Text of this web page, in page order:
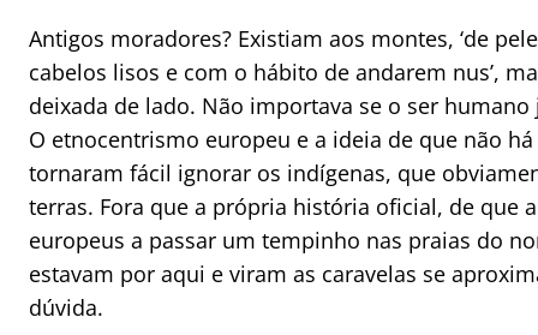
Antigos moradores? Existiam aos montes, ‘de
cabelos lisos e com o hábito de andarem nus’,
deixada de lado. Não importava se o ser
O etnocentrismo europeu e a ideia de que não
tornaram fácil ignorar os indígenas, que
terras. Fora que a própria história oficial, de que
europeus a passar um tempinho nas praias do
estavam por aqui e viram as caravelas se
dúvida.